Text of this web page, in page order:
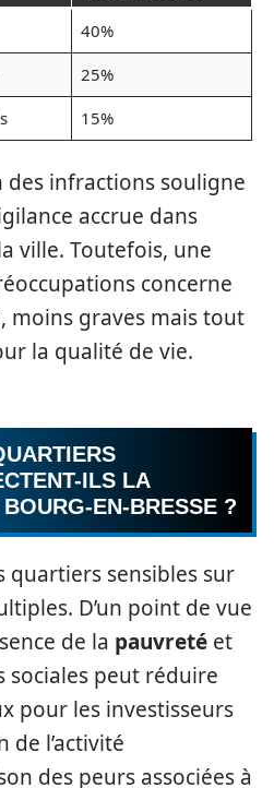
40%
25%
15%
infractions souligne
accrue dans
ville. Toutefois, une
concerne
moins graves mais tout
la qualité de vie.
ILS LA
EN-BRESSE ?
quartiers sensibles sur
D’un point de vue
de la pauvreté et
sociales peut réduire
pour les investisseurs
de l’activité
des peurs associées à